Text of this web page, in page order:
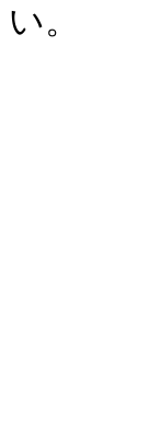
い。